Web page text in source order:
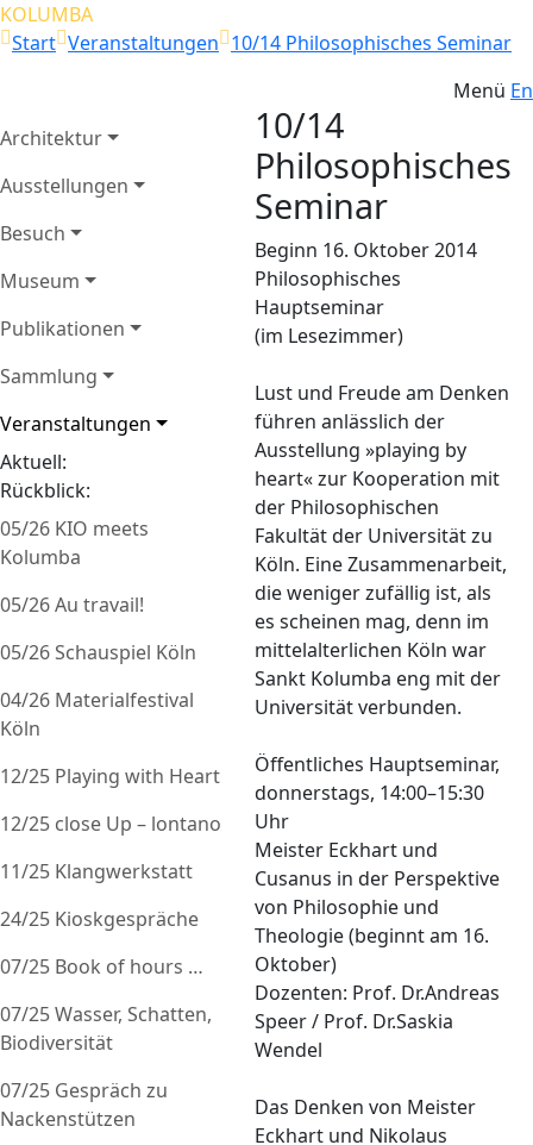
KOLUMBA
Start Veranstaltungen 10/14 Philosophisches Seminar
Menü En
Architektur
Ausstellungen
Besuch
Museum
Publikationen
Sammlung
Veranstaltungen
Aktuell:
Rückblick:
05/26 KIO meets
Kolumba
05/26 Au travail!
05/26 Schauspiel Köln
04/26 Materialfestival
Köln
12/25 Playing with Heart
12/25 close Up – lontano
11/25 Klangwerkstatt
24/25 Kioskgespräche
07/25 Book of hours …
07/25 Wasser, Schatten,
Biodiversität
07/25 Gespräch zu
Nackenstützen
10/14
Philosophisches
Seminar
Beginn 16. Oktober 2014
Philosophisches
Hauptseminar
(im Lesezimmer)
Lust und Freude am Denken
führen anlässlich der
Ausstellung »playing by
heart« zur Kooperation mit
der Philosophischen
Fakultät der Universität zu
Köln. Eine Zusammenarbeit,
die weniger zufällig ist, als
es scheinen mag, denn im
mittelalterlichen Köln war
Sankt Kolumba eng mit der
Universität verbunden.
Öffentliches Hauptseminar,
donnerstags, 14:00–15:30
Uhr
Meister Eckhart und
Cusanus in der Perspektive
von Philosophie und
Theologie (beginnt am 16.
Oktober)
Dozenten: Prof. Dr.Andreas
Speer / Prof. Dr.Saskia
Wendel
Das Denken von Meister
Eckhart und Nikolaus